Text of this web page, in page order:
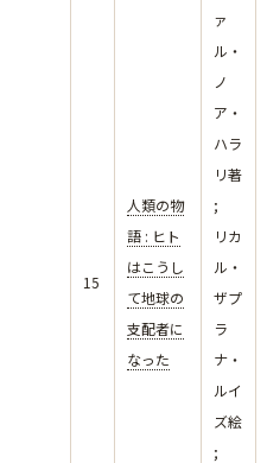
15
人類の物
語 : ヒト
はこうし
て地球の
支配者に
なった
ァ
ル・
ノ
ア・
ハラ
リ著
;
リカ
ル・
ザプ
ラ
ナ・
ルイ
ズ絵
;